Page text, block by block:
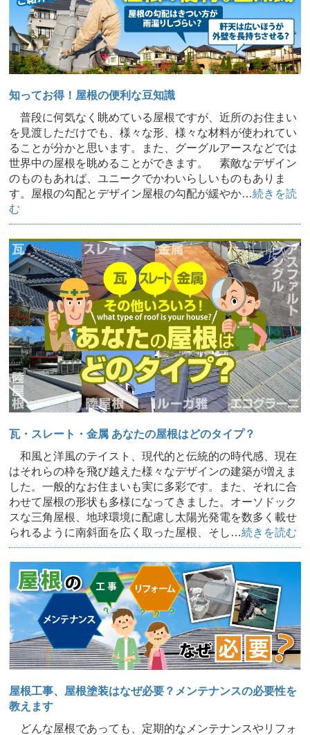
知ってお得！屋根の便利な豆知識
普段に何気なく眺めている屋根ですが、近所のお住まい
を見渡しただけでも、様々な形、様々な材料が使われてい
ることが分かと思います。また、グーグルアースなどでは
世界中の屋根を眺めることができます。 素敵なデザイン
のものもあれば、ユニークでかわいらしいものもありま
す。屋根の勾配とデザイン屋根の勾配が緩やか…続きを読
む
瓦・スレート・金属 あなたの屋根はどのタイプ？
和風と洋風のテイスト、現代的と伝統的の時代感、現在
はそれらの枠を飛び越えた様々なデザインの建築が増えま
した。一般的なお住まいも実に多彩です。また、それに合
わせて屋根の形状も多様になってきました。オーソドック
スな三角屋根、地球環境に配慮し太陽光発電を数多く載せ
られるように南斜面を広く取った屋根、そし…続きを読む
屋根工事、屋根塗装はなぜ必要？メンテナンスの必要性を
教えます
どんな屋根であっても、定期的なメンテナンスやリフォ